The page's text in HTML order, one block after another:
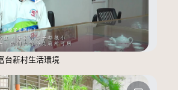
台新村生活環境